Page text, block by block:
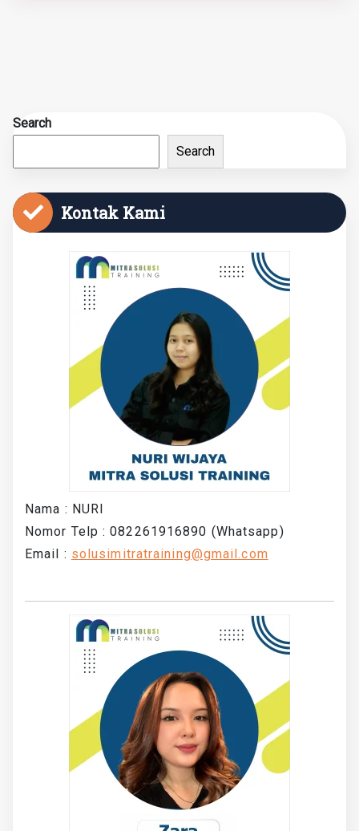
Search
Search
Kontak Kami
Nama : NURI
Nomor Telp : 082261916890 (Whatsapp)
Email : solusimitratraining@gmail.com